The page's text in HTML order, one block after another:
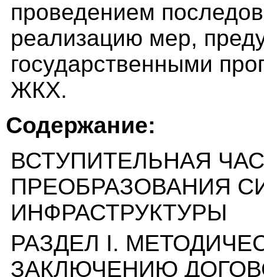
проведением
реализацию мер,
государственными
ЖКХ.
Содержание:
ВСТУПИТЕЛЬНАЯ
ПРЕОБРАЗОВАНИЯ
ИНФРАСТРУКТУРЫ
РАЗДЕЛ I.
ЗАКЛЮЧЕНИЮ